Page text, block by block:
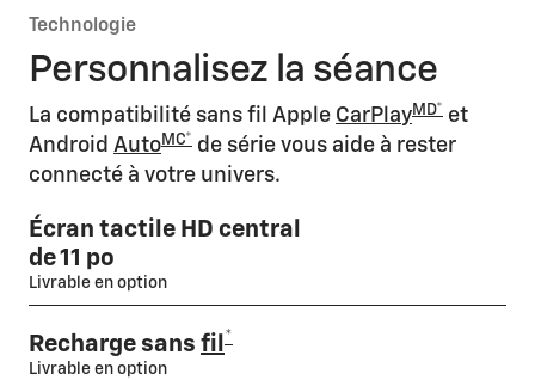
Technologie
Personnalisez la séance
La compatibilité sans fil Apple CarPlayMD* et
Android AutoMC* de série vous aide à rester
connecté à votre univers.
Écran tactile HD central
de 11 po
Livrable en option
Recharge sans fil *
Livrable en option